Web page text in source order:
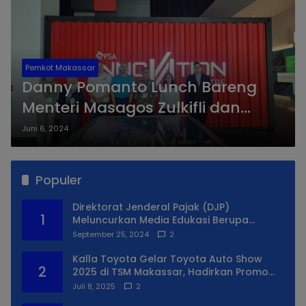
Pemkot Makassar
Danny Pomanto Lunch Bareng
Menteri Masagos Zulkifli dan
Mengunjungi Port of Singapore,
Terbesar di Dunia
Juni 6, 2024
Populer
1
Direktorat Jenderal Pajak (DJP)
Meluncurkan Media Edukasi Berupa
Simulator Coretax
September 25, 2024 2
2
Kalla Toyota Gelar Toyota Auto Show
2025 di TSM Makassar, Hadirkan Promo
Spesial
Juli 8, 2025 2